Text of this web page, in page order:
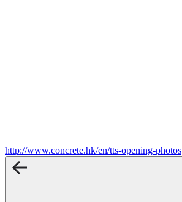
http://www.concrete.hk/en/tts-opening-photos